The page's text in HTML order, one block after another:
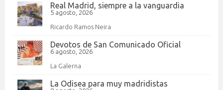
Real Madrid, siempre a la vanguardia
5 agosto, 2026
Ricardo Ramos Neira
Devotos de San Comunicado Oficial
6 agosto, 2026
La Galerna
La Odisea para muy madridistas